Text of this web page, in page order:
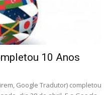
10 Anos
Google Tradutor) completou